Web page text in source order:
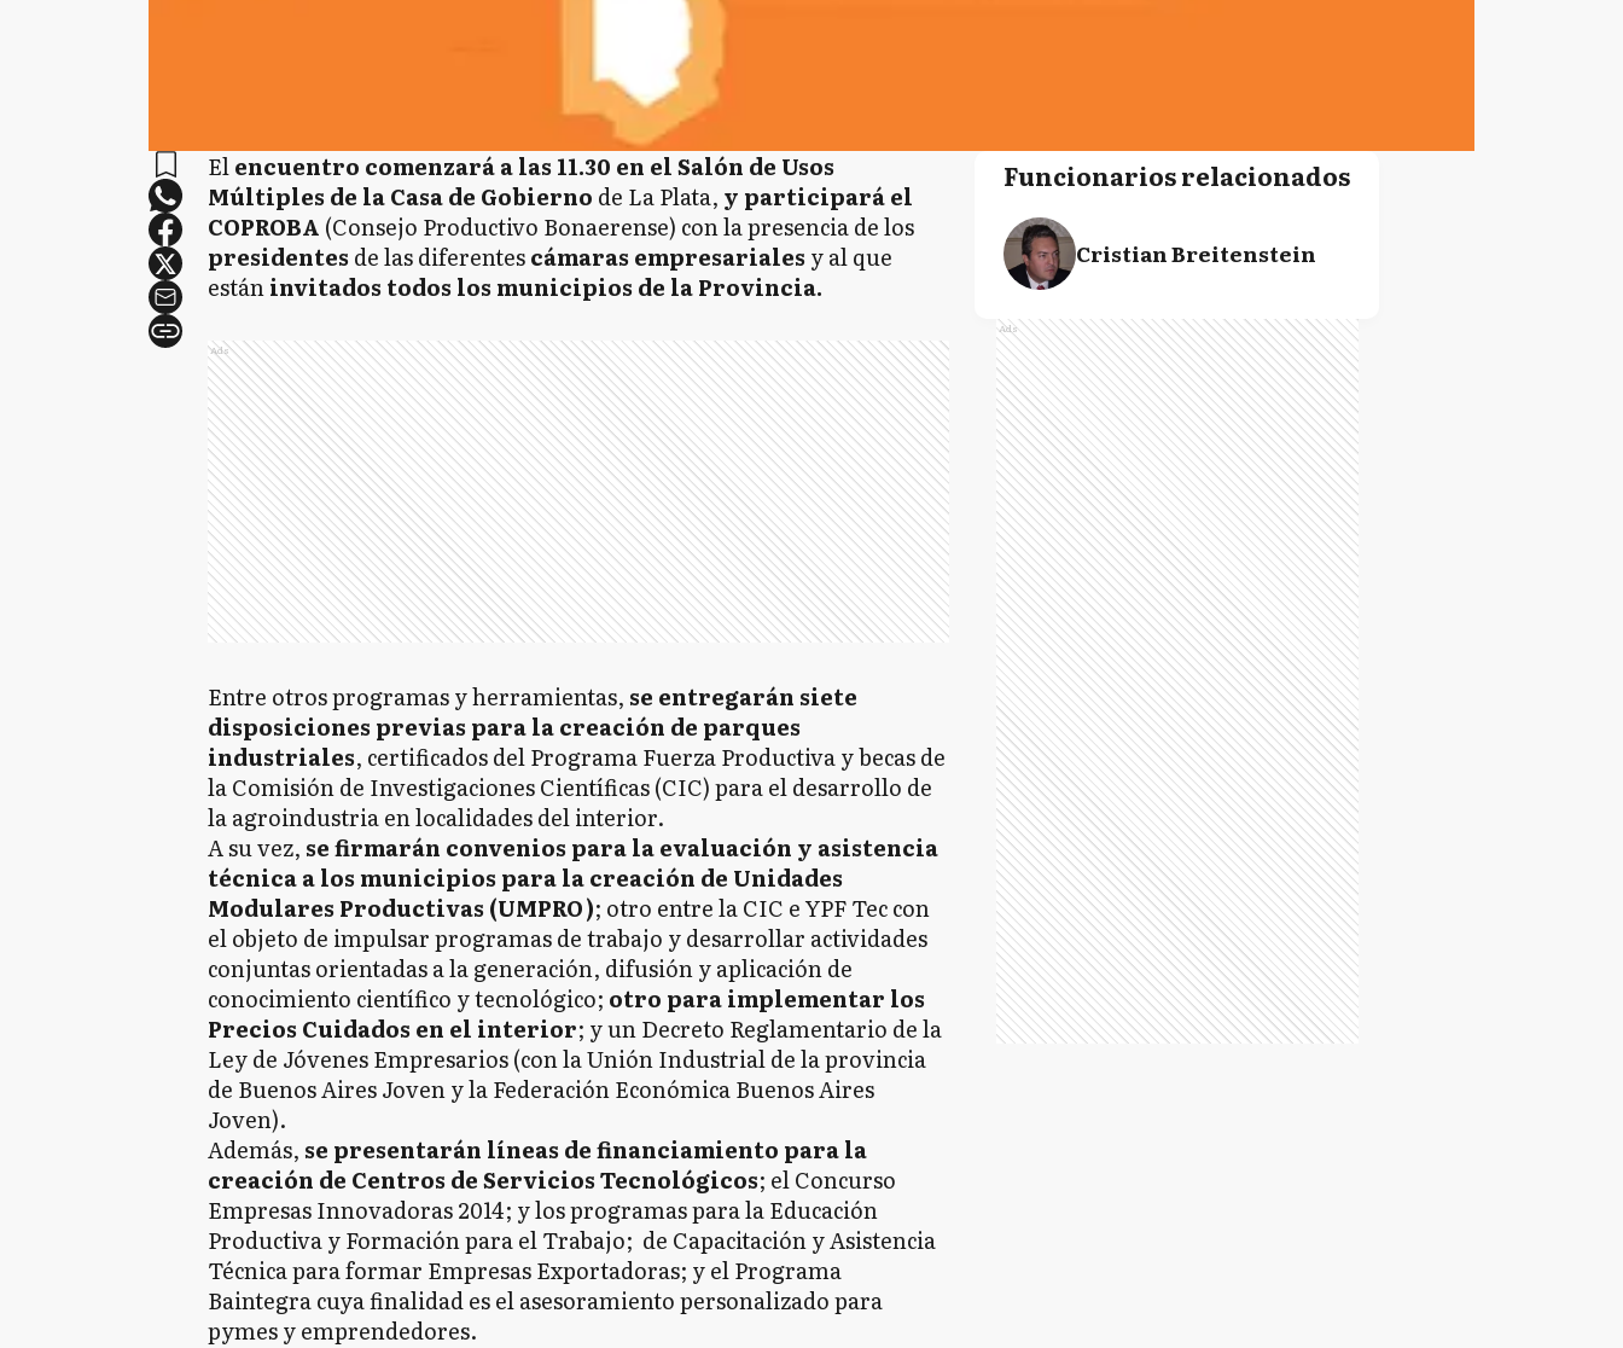
Elencuentro comenzará a las 11.30 en el Salón de Usos
Múltiples de la Casa de Gobierno de La Plata, y participará el
COPROBA (Consejo Productivo Bonaerense) con la presencia de los
presidentes de las diferentescámaras empresariales y al que
estáninvitados todos los municipios de la Provincia.
Ads
Entre otros programas y herramientas, se entregarán siete
disposiciones previas para la creación de parques
industriales, certificados del Programa Fuerza Productiva y becas de
la Comisión de Investigaciones Científicas (CIC) para el desarrollo de
la agroindustria en localidades del interior.
A su vez, se firmarán convenios para la evaluación y asistencia
técnica a los municipios para la creación de Unidades
Modulares Productivas (UMPRO); otro entre la CIC e YPF Tec con
el objeto de impulsar programas de trabajo y desarrollar actividades
conjuntas orientadas a la generación, difusión y aplicación de
conocimiento científico y tecnológico; otro para implementar los
Precios Cuidados en el interior; y un Decreto Reglamentario de la
Ley de Jóvenes Empresarios (con la Unión Industrial de la provincia
de Buenos Aires Joven y la Federación Económica Buenos Aires
Joven).
Además, se presentarán líneas de financiamiento para la
creación de Centros de Servicios Tecnológicos; el Concurso
Empresas Innovadoras 2014; y los programas para la Educación
Productiva y Formación para el Trabajo; de Capacitación y Asistencia
Técnica para formar Empresas Exportadoras; y el Programa
Baintegra cuya finalidad es el asesoramiento personalizado para
pymes y emprendedores.
Funcionarios relacionados
Cristian Breitenstein
Ads